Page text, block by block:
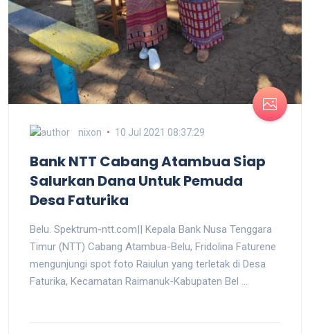
nixon 10 Jul 2021 08:37:29
Bank NTT Cabang Atambua Siap
Salurkan Dana Untuk Pemuda
Desa Faturika
Belu. Spektrum-ntt.com|| Kepala Bank Nusa Tenggara
Timur (NTT) Cabang Atambua-Belu, Fridolina Faturene
mengunjungi spot foto Raiulun yang terletak di Desa
Faturika, Kecamatan Raimanuk-Kabupaten Bel ...